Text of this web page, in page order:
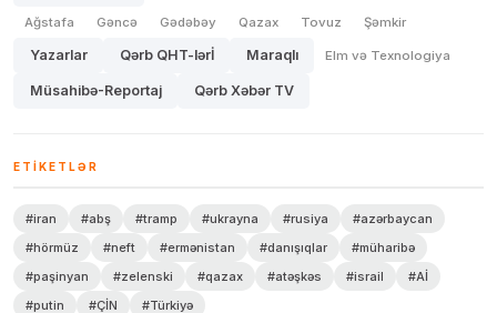
Ağstafa Gəncə Gədəbəy Qazax Tovuz Şəmkir
Yazarlar Qərb QHT-lərİ Maraqlı Elm və Texnologiya
Müsahibə-Reportaj Qərb Xəbər TV
ETIKETLƏR
#iran #abş #tramp #ukrayna #rusiya
#azərbaycan
#hörmüz
#neft #ermənistan #danışıqlar
#müharibə
#paşinyan
#zelenski #qazax #atəşkəs #israil
#Aİ
#putin
#ÇİN #Türkiyə